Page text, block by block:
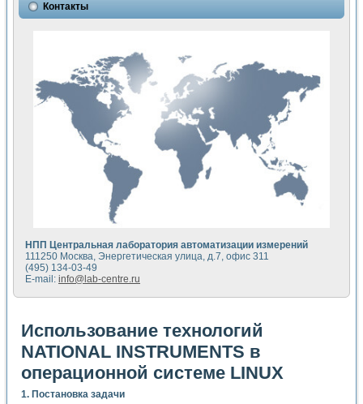
Контакты
НПП Центральная лаборатория автоматизации измерений
111250 Москва, Энергетическая улица, д.7, офис 311
(495) 134-03-49
E-mail: info@lab-centre.ru
Использование технологий
NATIONAL INSTRUMENTS в
операционной системе LINUX
1. Постановка задачи